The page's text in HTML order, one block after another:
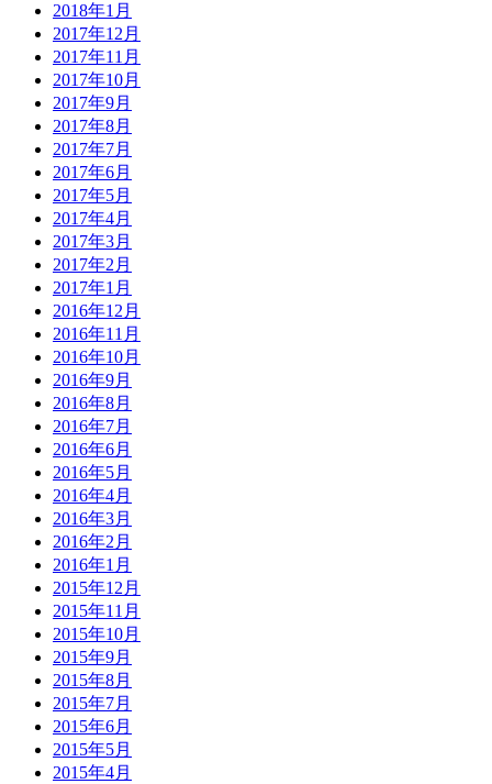
2018年1月
2017年12月
2017年11月
2017年10月
2017年9月
2017年8月
2017年7月
2017年6月
2017年5月
2017年4月
2017年3月
2017年2月
2017年1月
2016年12月
2016年11月
2016年10月
2016年9月
2016年8月
2016年7月
2016年6月
2016年5月
2016年4月
2016年3月
2016年2月
2016年1月
2015年12月
2015年11月
2015年10月
2015年9月
2015年8月
2015年7月
2015年6月
2015年5月
2015年4月